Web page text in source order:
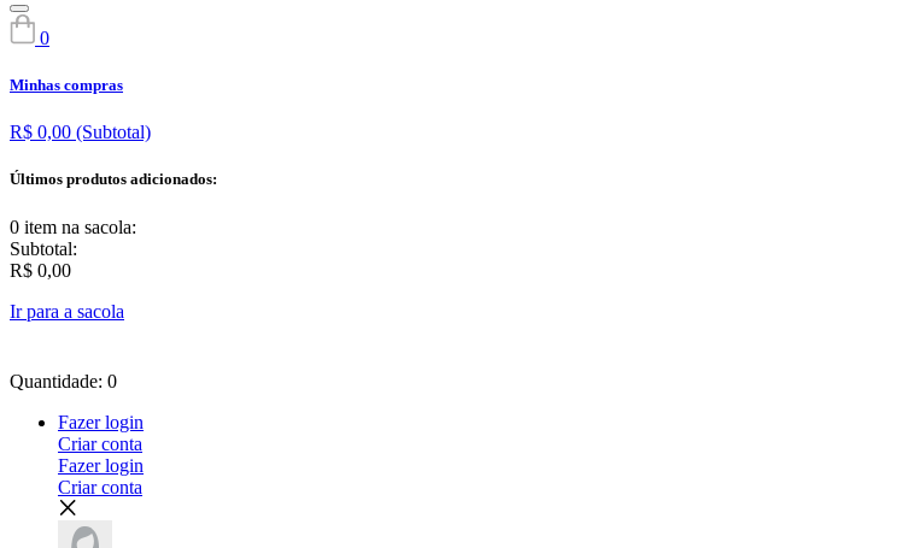
0
Minhas compras
R$ 0,00 (Subtotal)
Últimos produtos adicionados:
0 item na sacola:
Subtotal:
R$ 0,00
Ir para a sacola
Quantidade: 0
Fazer login
Criar conta
Fazer login
Criar conta